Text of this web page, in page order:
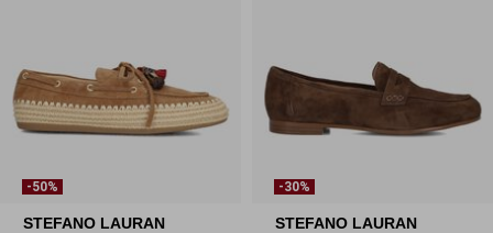
-50%
STEFANO LAURAN
-30%
STEFANO LAURAN